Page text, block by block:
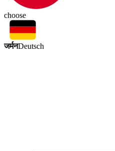
choose
जर्मनDeutsch